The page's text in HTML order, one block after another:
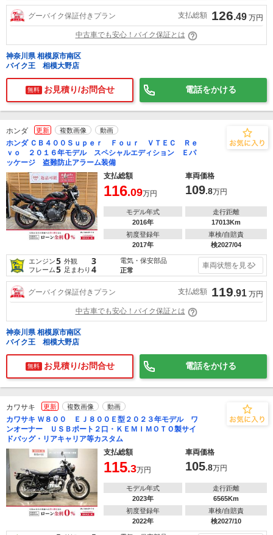
グーバイク保証付きプラン 支払総額 126.49 万円
中古車でも安心！バイク保証とは
神奈川県 相模原市南区
バイク王 相模大野店
無料 お見積り/お問合せ 電話をかける
ホンダ 更新 複数画像 動画
ホンダ ＣＢ４００Ｓｕｐｅｒ Ｆｏｕｒ ＶＴＥＣ Ｒｅ
ｖｏ ２０１６年モデル スペシャルエディション Ｅパ
ッケージ 盗難防止アラーム装備
支払総額
車両価格
116.09万円 109.8万円
モデル年式
2016年
走行距離
17013Km
初度登録年
2017年
車検/自賠責
検2027/04
エンジン5 外観 3
フレーム5 足まわり 4
電気・保安部品
正常
車両状態を見る
グーバイク保証付きプラン 支払総額 119.91 万円
中古車でも安心！バイク保証とは
神奈川県 相模原市南区
バイク王 相模大野店
無料 お見積り/お問合せ 電話をかける
カワサキ 更新 複数画像 動画
カワサキ Ｗ８００ ＥＪ８００Ｅ型２０２３年モデル ワ
ンオーナー ＵＳＢポート２口・ＫＥＭＩＭＯＴＯ製サイ
ドバッグ・リアキャリア等カスタム
支払総額
車両価格
115.3万円 105.8万円
モデル年式
2023年
走行距離
6565Km
初度登録年
2022年
車検/自賠責
検2027/10